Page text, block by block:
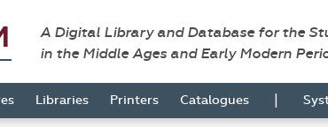
A Digital Library and Database for the
in the Middle Ages and Early Modern
Libraries Printers Catalogues |